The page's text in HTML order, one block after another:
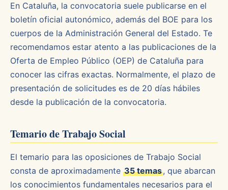
En Cataluña, la convocatoria suele publicarse en el
boletín oficial autonómico, además del BOE para los
cuerpos de la Administración General del Estado. Te
recomendamos estar atento a las publicaciones de la
Oferta de Empleo Público (OEP) de Cataluña para
conocer las cifras exactas. Normalmente, el plazo de
presentación de solicitudes es de 20 días hábiles
desde la publicación de la convocatoria.
Temario de Trabajo Social
El temario para las oposiciones de Trabajo Social
consta de aproximadamente 35 temas, que abarcan
los conocimientos fundamentales necesarios para el